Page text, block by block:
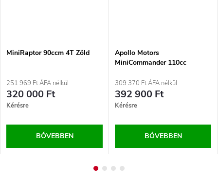
MiniRaptor 90ccm 4T Zöld
251 969 Ft ÁFA nélkül
320 000 Ft
Kérésre
BŐVEBBEN
Apollo Motors
MiniCommander 110cc
309 370 Ft ÁFA nélkül
392 900 Ft
Kérésre
BŐVEBBEN